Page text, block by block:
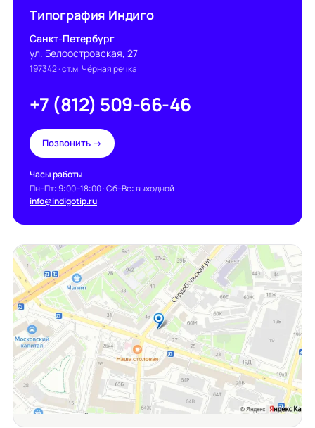
Типография Индиго
Санкт-Петербург
ул. Белоостровская, 27
197342· ст.м. Чёрная речка
+7 (812) 509-66-46
Позвонить →
Часы работы
Пн–Пт: 9:00–18:00 · Сб–Вс: выходной
info@indigotip.ru